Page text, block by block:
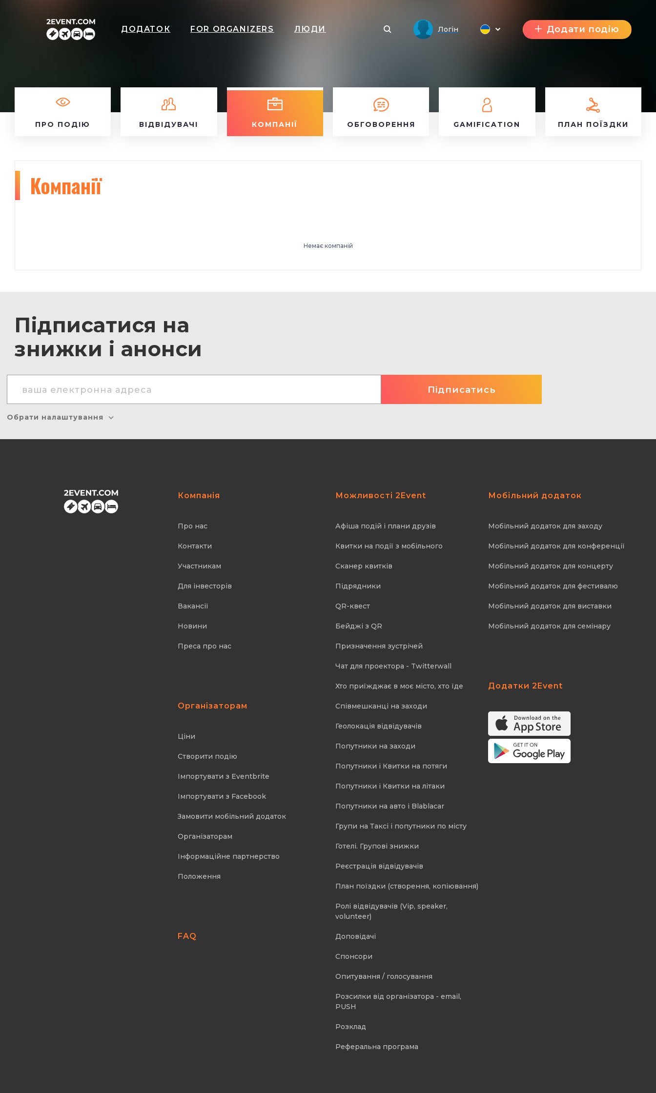
ДОДАТОК FOR ORGANIZERS ЛЮДИ Логін Додати подію
ПРО ПОДІЮ ВІДВІДУВАЧІ КОМПАНІЇ ОБГОВОРЕННЯ GAMIFICATION ПЛАН ПОЇЗДКИ
Компанії
Немає компаній
Підписатися на
знижки і анонси
Обрати налаштування
Компанія
Про нас
Контакти
Участникам
Для інвесторів
Вакансії
Новини
Преса про нас
Організаторам
Ціни
Створити подію
Імпортувати з Eventbrite
Імпортувати з Facebook
Замовити мобільний додаток
Організаторам
Інформаційне партнерство
Положення
FAQ
Можливості 2Event
Афіша подій і плани друзів
Квитки на події з мобільного
Cканер квитків
Підрядники
QR-квест
Бейджі з QR
Призначення зустрічей
Чат для проектора - Twitterwall
Хто приїжджає в моє місто, хто їде
Співмешканці на заходи
Геолокація відвідувачів
Попутники на заходи
Попутники і Квитки на потяги
Попутники і Квитки на літаки
Попутники на авто і Blablacar
Групи на Таксі і попутники по місту
Готелі. Групові знижки
Реєстрація відвідувачів
План поїздки (створення, копіювання)
Ролі відвідувачів (Vip, speaker,
volunteer)
Доповідачі
Спонсори
Опитування / голосування
Розсилки від організатора - email,
PUSH
Розклад
Реферальна програма
Мобільний додаток
Мобільний додаток для заходу
Мобільний додаток для конференції
Мобільний додаток для концерту
Мобільний додаток для фестивалю
Мобільний додаток для виставки
Мобільний додаток для семінару
Додатки 2Event